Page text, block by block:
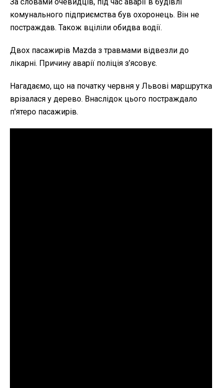
комунального підприємства був охоронець. Він не
постраждав. Також вціліли обидва водії.
Двох пасажирів Маzda з травмами відвезли до
лікарні. Причину аварії поліція з’ясовує.
Нагадаємо, що на початку червня у Львові маршрутка
врізалася у дерево. Внаслідок цього постраждало
п'ятеро пасажирів.